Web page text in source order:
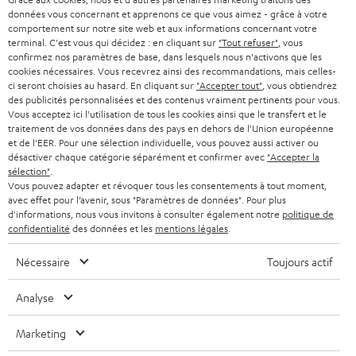
n
e
w
s
l
e
t
t
e
r
STEREO
SMART HOME
BLUETOOTH
CASQUES AUDIO
CASQUES BLUETOOTH AUDIO
SYSTEMES COMPLETS
ENCEINTES
ÉCOUTEURS INTRA-AURICULAIRES
FANSHOP
PRESSE
B2B
BLOG
NEWSLETTER
MAGASINS
AVANTAGES D’ACHAT
L’HISTOIRE DE TEUFEL
MANAGEMENT
DEVELOPPEMENT DURABLE
VALEURS
ALLEMAGNE
AUTRICHE
SUISSE
PAYS-BAS
BELGIQUE
FRANCE
ESPAGNE
Sous réserve de modifications techniques, de fautes de frappe et d’autres
données vous concernant et apprenons ce que vous aimez - grâce à votre
comportement sur notre site web et aux informations concernant votre
terminal. C'est vous qui décidez : en cliquant sur "Tout refuser" , vous
confirmez nos paramètres de base, dans lesquels nous n'activons que les
cookies nécessaires. Vous recevrez ainsi des recommandations, mais celles-
ci seront choisies au hasard. En cliquant sur "Accepter tout" , vous obtiendrez
des publicités personnalisées et des contenus vraiment pertinents pour vous.
Vous acceptez ici l'utilisation de tous les cookies ainsi que le transfert et le
traitement de vos données dans des pays en dehors de l'Union européenne
et de l'EER. Pour une sélection individuelle, vous pouvez aussi activer ou
désactiver chaque catégorie séparément et confirmer avec "Accepter la
sélection"
Vous pouvez adapter et révoquer tous les consentements à tout moment,
avec effet pour l’avenir, sous "Paramètres de données". Pour plus
d'informations, nous vous invitons à consulter également notre politique de
confidentialité des données et les mentions légales
Nécessaire Toujours actif
Analyse
Marketing